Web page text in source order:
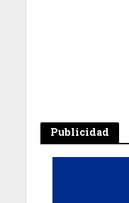
Publicidad